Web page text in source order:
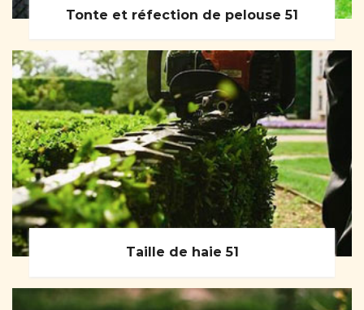
Tonte et réfection de pelouse 51
Taille de haie 51